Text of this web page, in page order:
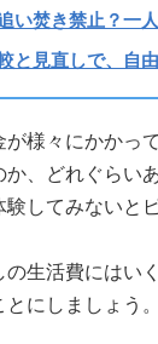
い焚き禁止？一
と見直しで、自
様々にかかっ
、どれぐらい
してみないと
の生活費にはい
にしましょう。